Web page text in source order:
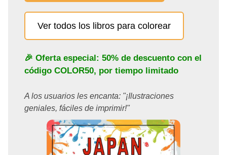
Ver todos los libros para colorear
🎉 Oferta especial: 50% de descuento con el
código COLOR50, por tiempo limitado
A los usuarios les encanta: "¡Ilustraciones
geniales, fáciles de imprimir!"